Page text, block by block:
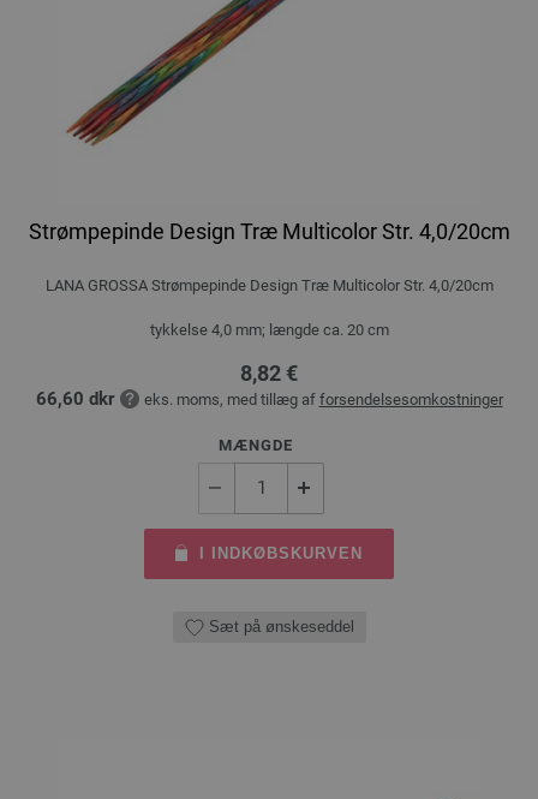
Strømpepinde Design Træ Multicolor Str. 4,0/20cm
LANA GROSSA Strømpepinde Design Træ Multicolor Str. 4,0/20cm
tykkelse 4,0 mm; længde ca. 20 cm
8,82 €
66,60 dkr eks. moms, med tillæg af forsendelsesomkostninger
MÆNGDE
I INDKØBSKURVEN
Sæt på ønskeseddel